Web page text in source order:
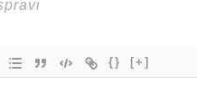
{} [+]